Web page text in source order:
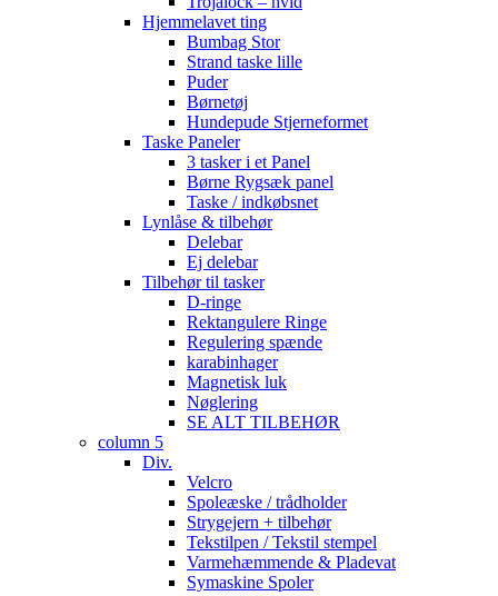
Hjemmelavet ting
Bumbag Stor
Strand taske lille
Puder
Børnetøj
Hundepude Stjerneformet
Taske Paneler
3 tasker i et Panel
Børne Rygsæk panel
Taske / indkøbsnet
Lynlåse & tilbehør
Delebar
Ej delebar
Tilbehør til tasker
D-ringe
Rektangulere Ringe
Regulering spænde
karabinhager
Magnetisk luk
Nøglering
SE ALT TILBEHØR
column 5
Div.
Velcro
Spoleæske / trådholder
Strygejern + tilbehør
Tekstilpen / Tekstil stempel
Varmehæmmende & Pladevat
Symaskine Spoler